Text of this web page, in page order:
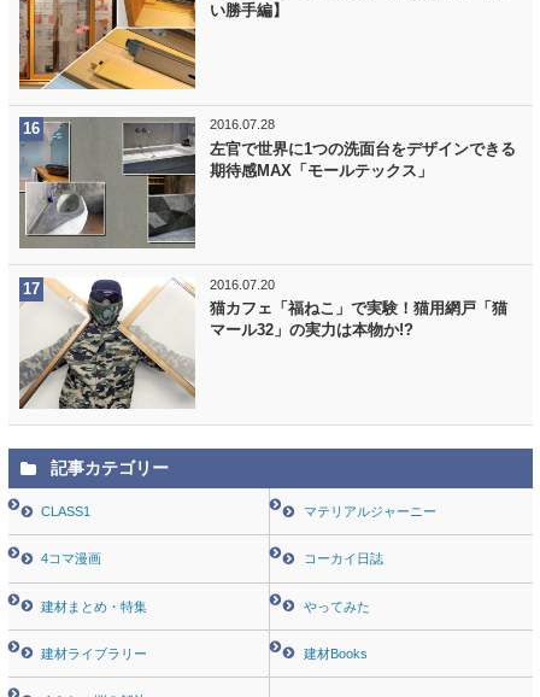
い勝手編】
2016.07.28
左官で世界に1つの洗面台をデザインできる
期待感MAX「モールテックス」
2016.07.20
猫カフェ「福ねこ」で実験！猫用網戸「猫
マール32」の実力は本物か!?
記事カテゴリー
CLASS1 マテリアルジャーニー
4コマ漫画 コーカイ日誌
建材まとめ・特集 やってみた
建材ライブラリー 建材Books